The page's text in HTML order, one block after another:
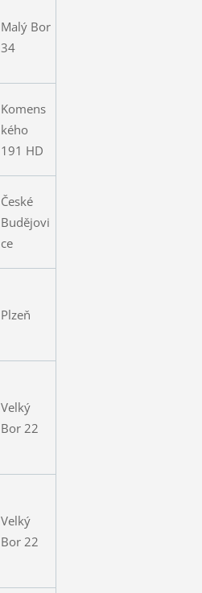
Malý Bor
34
Komens
kého
191 HD
České
Budějovi
ce
Plzeň
Velký
Bor 22
Velký
Bor 22